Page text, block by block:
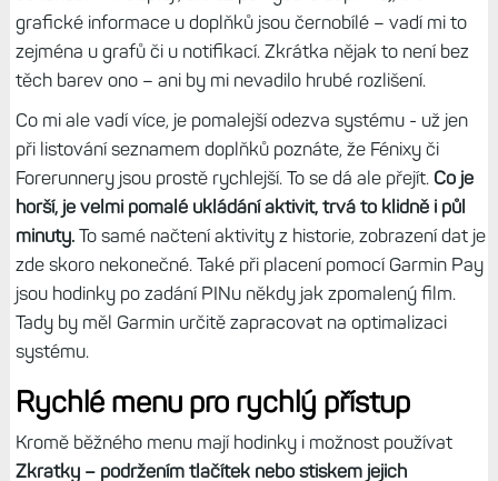
Na první pohled je vidět, že Instincty přebírají menu z
Fénixů, jen je upravené pro černobílý displej s nízkým
rozlišením a sekundárním displejem, kde se zobrazuje
ikona dané položky v menu nebo ikona doplňku.Ikony
totiž nejsou zobrazeny přímo na řádku s
položkou/doplňkem, což šetří místo. Ovládání hodinek je
sakumprdum stejné a nic vás nemůže překvapit, pokud
jste už předtím nějaké tlačítkové hodinky Garminu měli.
Omezení displeje je ale celkem velké, třeba u doplňků
nejsou v náhledech vidět celé tři doplňky, ale z horního a
spodního jen část. Vybraný doplněk či položka menu se
navíc zvětší, což zlepšuje orientaci. Zajímavé je, že
prostřední doplněk nebo položka v menu (výběr) není
uprostřed jako na běžných hodinkách, ale posunutý
trochu dolů. Důvodem je sekundární displej – kdyby byla
položka uprostřed, zasahovala by do jeho prostoru.